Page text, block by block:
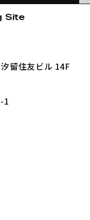
Site
留住友ビル 14F
1